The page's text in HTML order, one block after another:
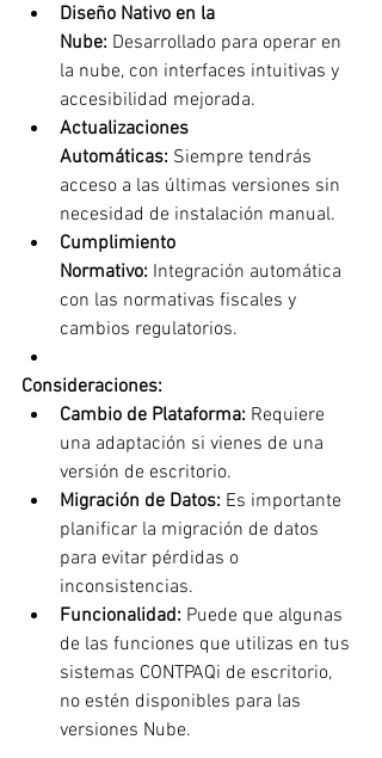
Diseño Nativo en la
Nube: Desarrollado para operar en
la nube, con interfaces intuitivas y
accesibilidad mejorada.
Actualizaciones
Automáticas: Siempre tendrás
acceso a las últimas versiones sin
necesidad de instalación manual.
Cumplimiento
Normativo: Integración automática
con las normativas fiscales y
cambios regulatorios.
Consideraciones:
Cambio de Plataforma: Requiere
una adaptación si vienes de una
versión de escritorio.
Migración de Datos: Es importante
planificar la migración de datos
para evitar pérdidas o
inconsistencias.
Funcionalidad: Puede que algunas
de las funciones que utilizas en tus
sistemas CONTPAQi de escritorio,
no estén disponibles para las
versiones Nube.